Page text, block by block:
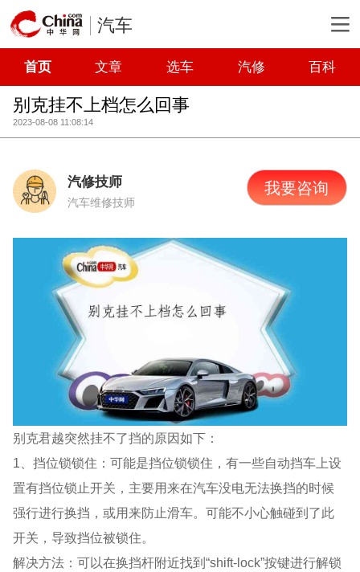
汽车
首页 文章 选车 汽修 百科
别克挂不上档怎么回事
2023-08-08 11:08:14
汽修技师
汽车维修技师
我要咨询
别克君越突然挂不了挡的原因如下：
1、挡位锁锁住：可能是挡位锁锁住，有一些自动挡车上设
置有挡位锁止开关，主要用来在汽车没电无法换挡的时候
强行进行换挡，或用来防止滑车。可能不小心触碰到了此
开关，导致挡位被锁住。
解决方法：可以在换挡杆附近找到“shift-lock”按键进行解锁